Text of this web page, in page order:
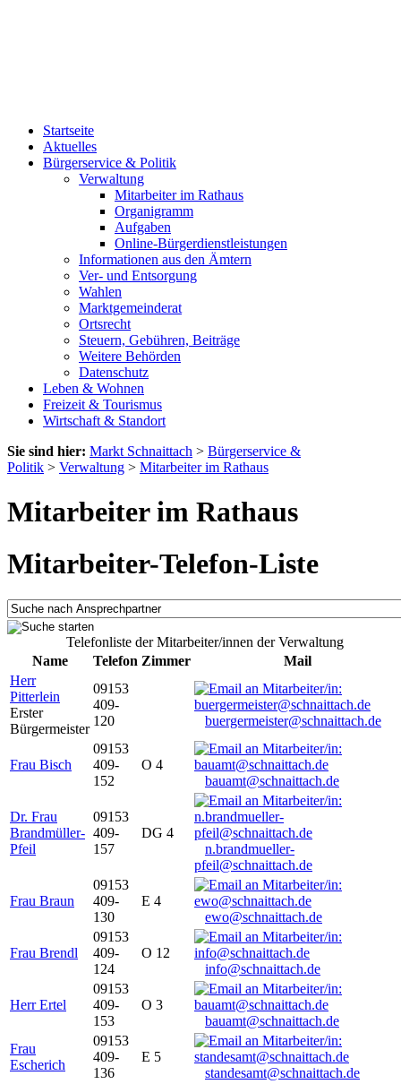
Startseite
Aktuelles
Bürgerservice & Politik
Verwaltung
Mitarbeiter im Rathaus
Organigramm
Aufgaben
Online-Bürgerdienstleistungen
Informationen aus den Ämtern
Ver- und Entsorgung
Wahlen
Marktgemeinderat
Ortsrecht
Steuern, Gebühren, Beiträge
Weitere Behörden
Datenschutz
Leben & Wohnen
Freizeit & Tourismus
Wirtschaft & Standort
Sie sind hier: Markt Schnaittach > Bürgerservice &
Politik > Verwaltung > Mitarbeiter im Rathaus
Mitarbeiter im Rathaus
Mitarbeiter-Telefon-Liste
Telefonliste der Mitarbeiter/innen der Verwaltung
Name
Telefon Zimmer
Mail
Herr
Pitterlein
Erster
Bürgermeister
09153
409-
120
buergermeister@schnaittach.de
Frau Bisch
09153
409-
152
O 4
bauamt@schnaittach.de
Dr. Frau
Brandmüller-
Pfeil
09153
409-
157
DG 4
n.brandmueller-
pfeil@schnaittach.de
Frau Braun
09153
409-
130
E 4
ewo@schnaittach.de
Frau Brendl
09153
409-
124
O 12
info@schnaittach.de
Herr Ertel
09153
409-
153
O 3
bauamt@schnaittach.de
Frau
Escherich
09153
409-
136
E 5
standesamt@schnaittach.de